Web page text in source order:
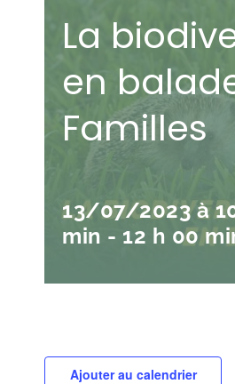
La
en
Familles
13/07/2023 à
min - 12 h 00
Ajouter au calendrier